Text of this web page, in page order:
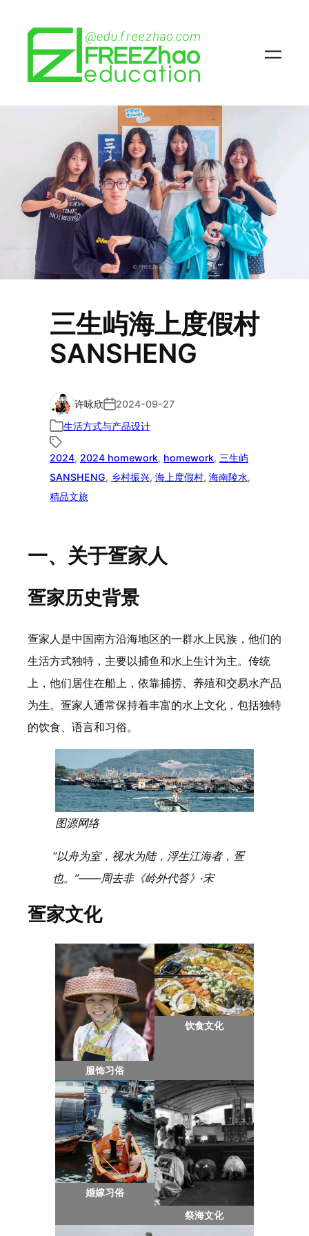
三生屿海上度假村
SANSHENG
许咏欣
2024-09-27
生活方式与产品设计
2024, 2024 homework, homework, 三生屿
SANSHENG, 乡村振兴, 海上度假村, 海南陵水
精品文旅
一、关于疍家人
疍家历史背景
疍家人是中国南方沿海地区的一群水上民族，他们的
生活方式独特，主要以捕鱼和水上生计为主。传统
上，他们居住在船上，依靠捕捞、养殖和交易水产品
为生。疍家人通常保持着丰富的水上文化，包括独特
的饮食、语言和习俗。
图源网络
“以舟为室，视水为陆，浮生江海者，疍
也。”——周去非《岭外代答》·宋
疍家文化
服饰习俗
饮食文化
婚嫁习俗
祭海文化